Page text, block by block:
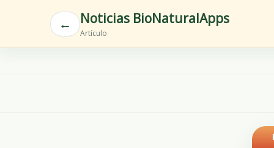
← Noticias BioNaturalApps
Artículo